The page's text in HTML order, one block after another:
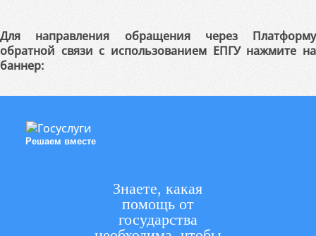
Для направления обращения через Платформу
обратной связи с использованием ЕПГУ нажмите на
баннер:
Решаем вместе
Знаете, какая
помощь от
государства